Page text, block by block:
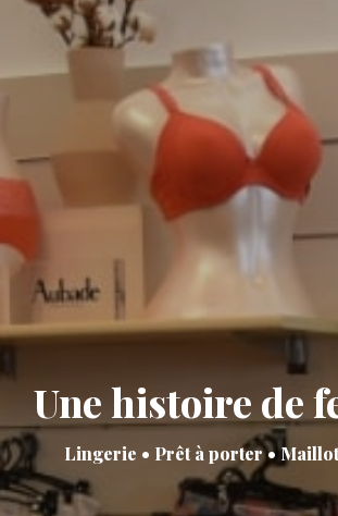
Une histoire de
Lingerie • Prêt à porter •